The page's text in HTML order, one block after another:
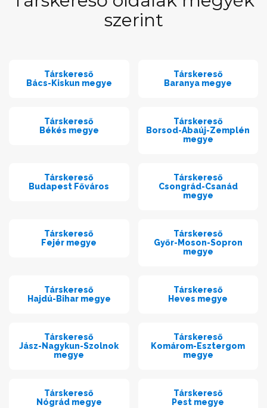
szerint
Társkereső
Bács-Kiskun megye
Társkereső
Baranya megye
Társkereső
Békés megye
Társkereső
Borsod-Abaúj-Zemplén
megye
Társkereső
Budapest Főváros
Társkereső
Csongrád-Csanád
megye
Társkereső
Fejér megye
Társkereső
Győr-Moson-Sopron
megye
Társkereső
Hajdú-Bihar megye
Társkereső
Heves megye
Társkereső
Jász-Nagykun-Szolnok
megye
Társkereső
Komárom-Esztergom
megye
Társkereső
Nógrád megye
Társkereső
Pest megye